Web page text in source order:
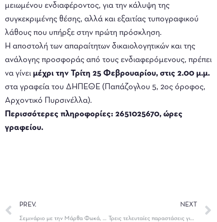
μειωμένου ενδιαφέροντος, για την κάλυψη της
συγκεκριμένης θέσης, αλλά και εξαιτίας τυπογραφικού
λάθους που υπήρξε στην πρώτη πρόσκληση.
Η αποστολή των απαραίτητων δικαιολογητικών και της
ανάλογης προσφοράς από τους ενδιαφερόμενους, πρέπει
να γίνει μέχρι την Τρίτη 25 Φεβρουαρίου, στις 2.00 μ.μ.
στα γραφεία του ΔΗΠΕΘΕ (Παπάζογλου 5, 2ος όροφος,
Αρχοντικό Πυρσινέλλα).
Περισσότερες πληροφορίες: 2651025670, ώρες
γραφείου.
PREV.
Σεμινάριο με την Μάρθα Φωκά, από το ΔΗΠΕΘΕ Ιωαννίνων
NEXT
Τρεις τελευταίες παραστάσεις για τη «Νόρα», του Ίψεν